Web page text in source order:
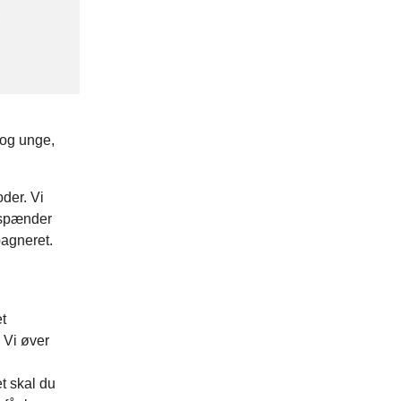
unge,
Vi
Vi øver
skal du